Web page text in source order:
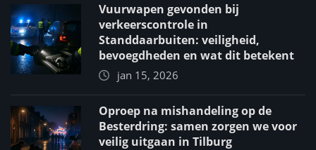
Vuurwapen gevonden bij
verkeerscontrole in
Standdaarbuiten: veiligheid,
bevoegdheden en wat dit betekent
jan 15, 2026
Oproep na mishandeling op de
Besterdring: samen zorgen we voor
veilig uitgaan in Tilburg